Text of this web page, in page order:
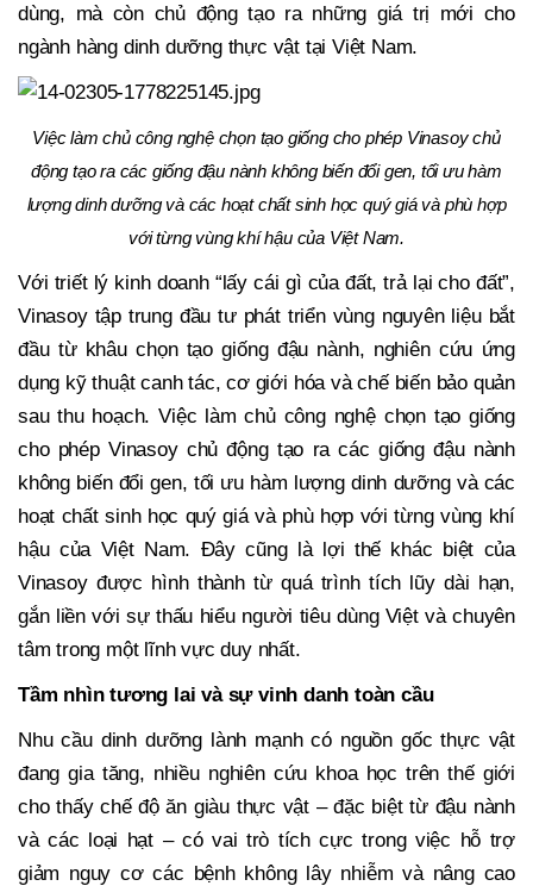
dùng, mà còn chủ động tạo ra những giá trị mới cho
ngành hàng dinh dưỡng thực vật tại Việt Nam.
Việc làm chủ công nghệ chọn tạo giống cho phép Vinasoy chủ
động tạo ra các giống đậu nành không biến đổi gen, tối ưu hàm
lượng dinh dưỡng và các hoạt chất sinh học quý giá và phù hợp
với từng vùng khí hậu của Việt Nam.
Với triết lý kinh doanh “lấy cái gì của đất, trả lại cho đất”,
Vinasoy tập trung đầu tư phát triển vùng nguyên liệu bắt
đầu từ khâu chọn tạo giống đậu nành, nghiên cứu ứng
dụng kỹ thuật canh tác, cơ giới hóa và chế biến bảo quản
sau thu hoạch. Việc làm chủ công nghệ chọn tạo giống
cho phép Vinasoy chủ động tạo ra các giống đậu nành
không biến đổi gen, tối ưu hàm lượng dinh dưỡng và các
hoạt chất sinh học quý giá và phù hợp với từng vùng khí
hậu của Việt Nam. Đây cũng là lợi thế khác biệt của
Vinasoy được hình thành từ quá trình tích lũy dài hạn,
gắn liền với sự thấu hiểu người tiêu dùng Việt và chuyên
tâm trong một lĩnh vực duy nhất.
Tầm nhìn tương lai và sự vinh danh toàn cầu
Nhu cầu dinh dưỡng lành mạnh có nguồn gốc thực vật
đang gia tăng, nhiều nghiên cứu khoa học trên thế giới
cho thấy chế độ ăn giàu thực vật – đặc biệt từ đậu nành
và các loại hạt – có vai trò tích cực trong việc hỗ trợ
giảm nguy cơ các bệnh không lây nhiễm và nâng cao